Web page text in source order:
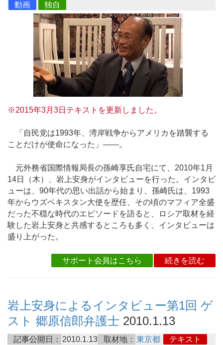
動画
独自
※2015年3月3日テキストを更新しました。
「自民党は1993年、湾岸戦争からアメリカを踏襲する
ことだけが使命になった」――。
元外務省国際情報局長の孫崎享氏自宅にて、2010年1月
14日（木）、岩上安身がインタビューを行った。インタビ
ューは、90年代の思い出話から始まり、孫崎氏は、1993
年からウズベキスタン大使を歴任、その頃のマフィア全盛
だった不穏な時代のエピソードを語ると、ロシア取材を経
験した岩上安身と共感するところも多く、インタビューは
盛り上がった。
サポート会員はこちら 続きを読む
岩上安身によるインタビュー第1回 ゲ
スト 郷原信郎弁護士 2010.1.13
記事公開日： 2010.1.13 取材地： 東京都
テキスト